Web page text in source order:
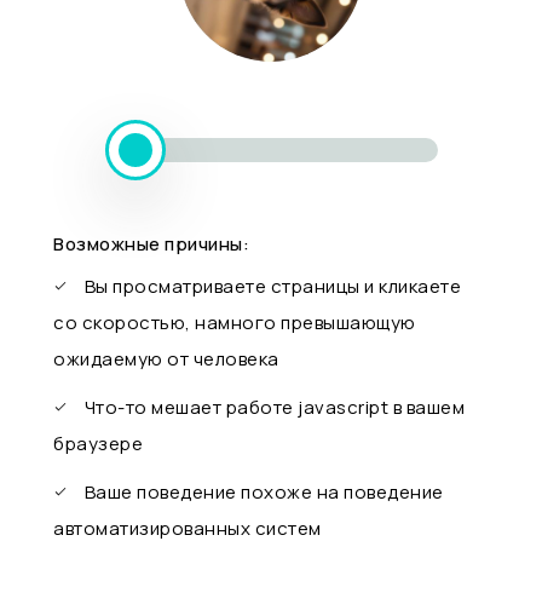
Возможные причины:
Вы просматриваете страницы и кликаете
со скоростью, намного превышающую
ожидаемую от человека
Что-то мешает работе javascript в вашем
браузере
Ваше поведение похоже на поведение
автоматизированных систем